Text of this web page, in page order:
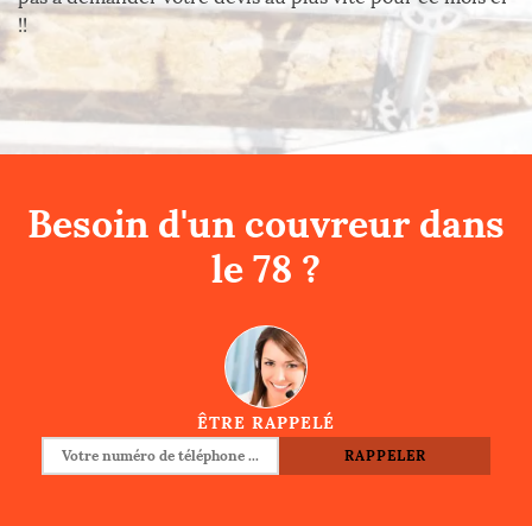
!!
Besoin d'un couvreur dans
le 78 ?
ÊTRE RAPPELÉ